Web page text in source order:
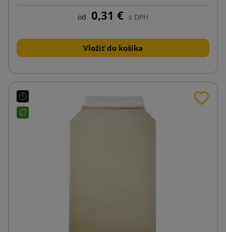
od 0,31 € s DPH
Vložiť do košíka